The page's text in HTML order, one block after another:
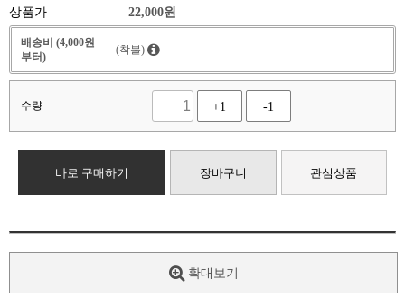
상품가 22,000원
배송비 (4,000원
부터)
(착불)
수량 +1 -1
바로 구매하기 장바구니 관심상품
확대보기